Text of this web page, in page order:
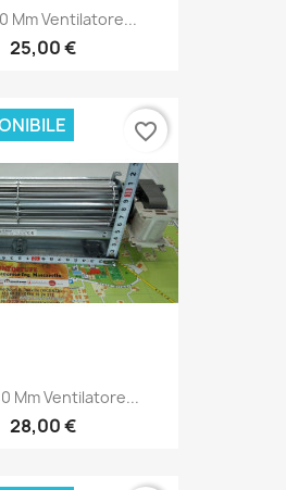
Mm Ventilatore...
25,00 €
Mm Ventilatore...
28,00 €
favorite_border